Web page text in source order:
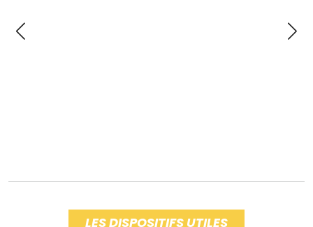
LES DISPOSITIFS UTILES